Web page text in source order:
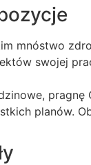
mnóstwo
swojej
planów.